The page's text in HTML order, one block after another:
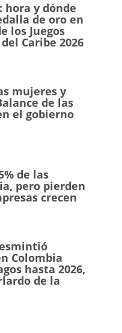
hora y dónde
de oro en
los Juegos
Caribe 2026
mujeres y
de las
el gobierno
de las
pero pierden
crecen
Colombia
hasta 2026,
de la